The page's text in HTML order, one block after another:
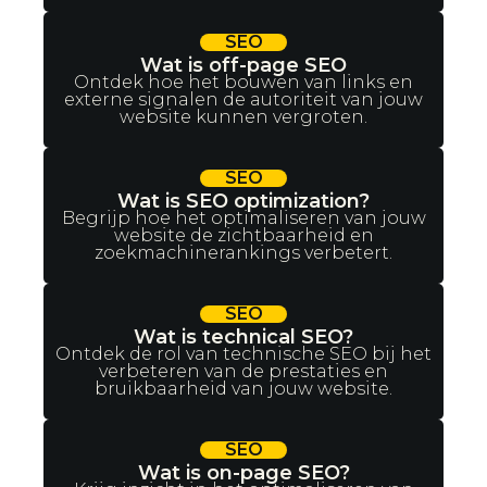
SEO
Wat is off-page SEO
Ontdek hoe het bouwen van links en
externe signalen de autoriteit van jouw
website kunnen vergroten.
SEO
Wat is SEO optimization?
Begrijp hoe het optimaliseren van jouw
website de zichtbaarheid en
zoekmachinerankings verbetert.
SEO
Wat is technical SEO?
Ontdek de rol van technische SEO bij het
verbeteren van de prestaties en
bruikbaarheid van jouw website.
SEO
Wat is on-page SEO?